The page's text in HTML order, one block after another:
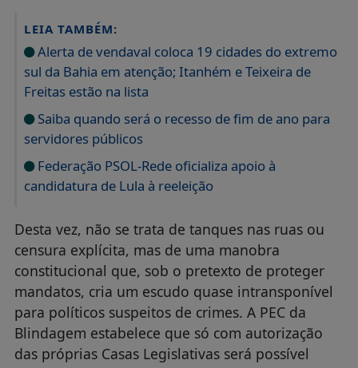
LEIA TAMBÉM:
Alerta de vendaval coloca 19 cidades do extremo
sul da Bahia em atenção; Itanhém e Teixeira de
Freitas estão na lista
Saiba quando será o recesso de fim de ano para
servidores públicos
Federação PSOL-Rede oficializa apoio à
candidatura de Lula à reeleição
Desta vez, não se trata de tanques nas ruas ou
censura explícita, mas de uma manobra
constitucional que, sob o pretexto de proteger
mandatos, cria um escudo quase intransponível
para políticos suspeitos de crimes. A PEC da
Blindagem estabelece que só com autorização
das próprias Casas Legislativas será possível